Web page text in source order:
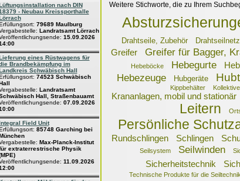
nach DIN
- Neubau Kreissporthalle
79689 Maulburg
Landratsamt Lörrach
15.09.2026
eines Rüstwagens für
Brandbekämpfung im
Schwäbisch Hall
74523 Schwäbisch
Landratsamt
Hall, Straßenbauamt
07.09.2026
Field Unit
85748 Garching bei
Max-Planck-Institut
extraterrestrische Physik
11.09.2026
Weitere Stichworte, die zu Ihrem
Drahtseile, Zubehör
Greifer Greifer für Bagger,
Hebeböcke Hebegurte
Hebezeuge Hubgeräte
Kippbehälter
Krananlagen, mobil und stationär
Leitern
Persönliche
Rundschlingen Schlingen
Seilsystem Seilwinden
Sicherheitstechnik
Technische Produkte für die